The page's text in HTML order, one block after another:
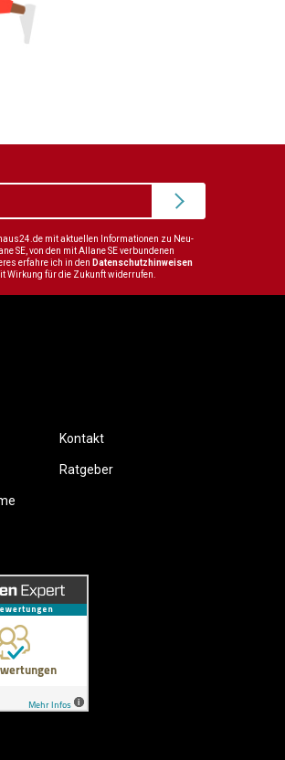
mit aktuellen Informationen zu Neu-
SE, von den mit Allane SE verbundenen
erfahre ich in den Datenschutzhinweisen
Wirkung für die Zukunft widerrufen.
Kontakt
Ratgeber